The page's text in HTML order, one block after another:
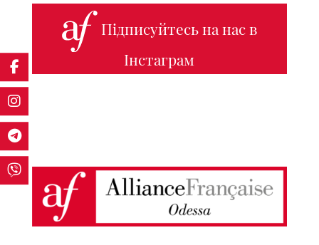
Підписуйтесь на нас в
Інстаграм